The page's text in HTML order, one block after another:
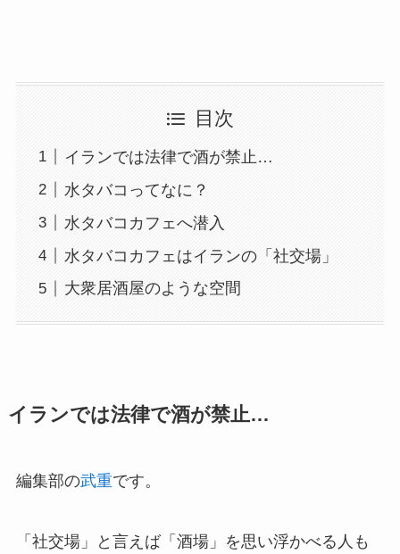
目次
イランでは法律で酒が禁止…
水タバコってなに？
水タバコカフェへ潜入
水タバコカフェはイランの「社交場」
大衆居酒屋のような空間
イランでは法律で酒が禁止…
編集部の武重です。
「社交場」と言えば「酒場」を思い浮かべる人も